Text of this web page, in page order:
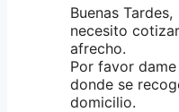
Buenas Tardes,
necesito
afrecho.
Por favor
donde se
domicilio.